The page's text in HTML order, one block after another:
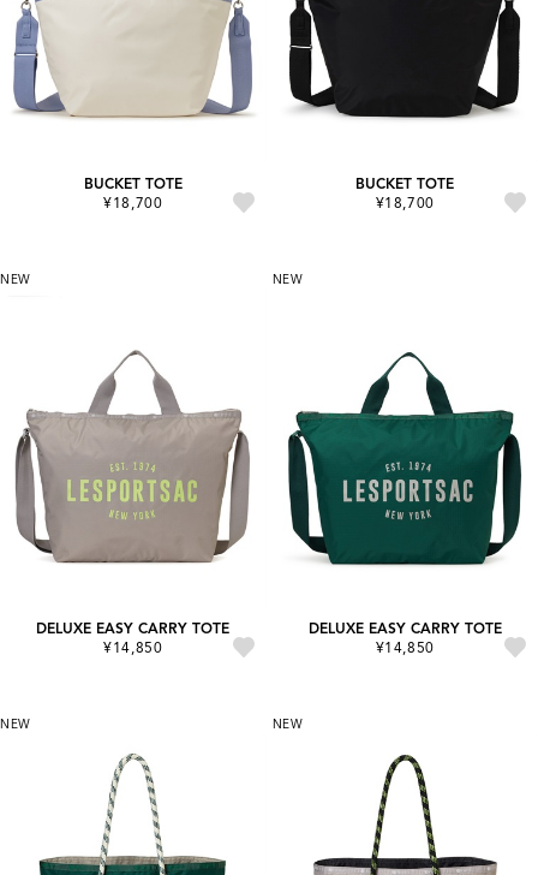
BUCKET TOTE
¥18,700
BUCKET TOTE
¥18,700
NEW
DELUXE EASY CARRY TOTE
¥14,850
NEW
DELUXE EASY CARRY TOTE
¥14,850
NEW NEW